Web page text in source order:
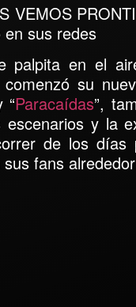
VEMOS
en sus redes
palpita en el
su
“Paracaídas”,
y la
de los días
fans